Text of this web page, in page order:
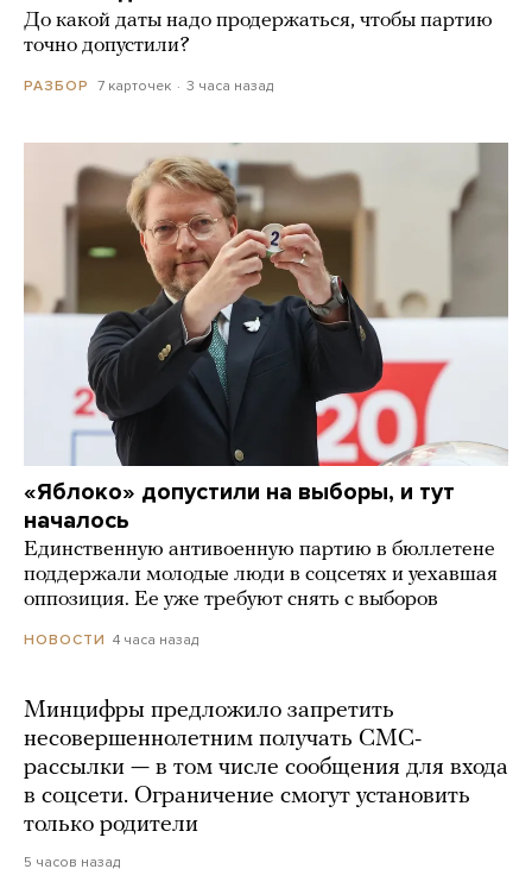
До какой даты надо продержаться, чтобы партию
точно допустили?
РАЗБОР 7 карточек 3 часа назад
«Яблоко» допустили на выборы, и тут
началось
Единственную антивоенную партию в бюллетене
поддержали молодые люди в соцсетях и уехавшая
оппозиция. Ее уже требуют снять с выборов
НОВОСТИ 4 часа назад
Минцифры предложило запретить
несовершеннолетним получать СМС-
рассылки — в том числе сообщения для входа
в соцсети. Ограничение смогут установить
только родители
5 часов назад